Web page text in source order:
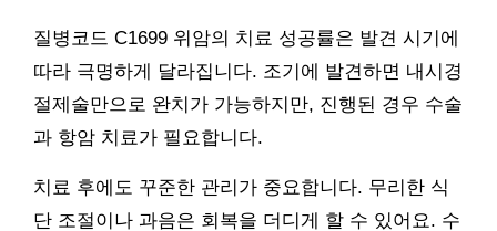
질병코드 C1699 위암의 치료 성공률은 발견 시기에
따라 극명하게 달라집니다. 조기에 발견하면 내시경
절제술만으로 완치가 가능하지만, 진행된 경우 수술
과 항암 치료가 필요합니다.
치료 후에도 꾸준한 관리가 중요합니다. 무리한 식
단 조절이나 과음은 회복을 더디게 할 수 있어요. 수